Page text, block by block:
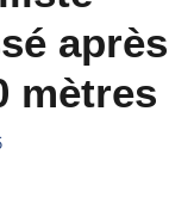
après
mètres